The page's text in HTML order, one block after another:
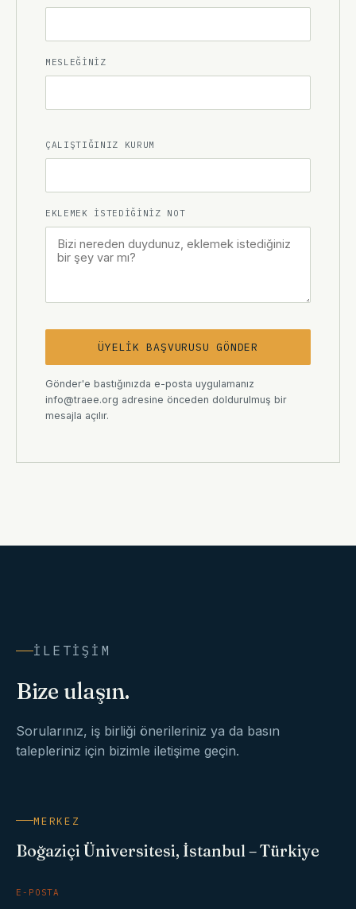
MESLEĞINIZ
ÇALIŞTIĞINIZ KURUM
EKLEMEK ISTEDIĞINIZ NOT
ÜYELIK BAŞVURUSU GÖNDER
Gönder'e bastığınızda e-posta uygulamanız
info@traee.org adresine önceden doldurulmuş bir
mesajla açılır.
İLETIŞIM
Bize ulaşın.
Sorularınız, iş birliği önerileriniz ya da basın
talepleriniz için bizimle iletişime geçin.
MERKEZ
Boğaziçi Üniversitesi, İstanbul – Türkiye
E-POSTA